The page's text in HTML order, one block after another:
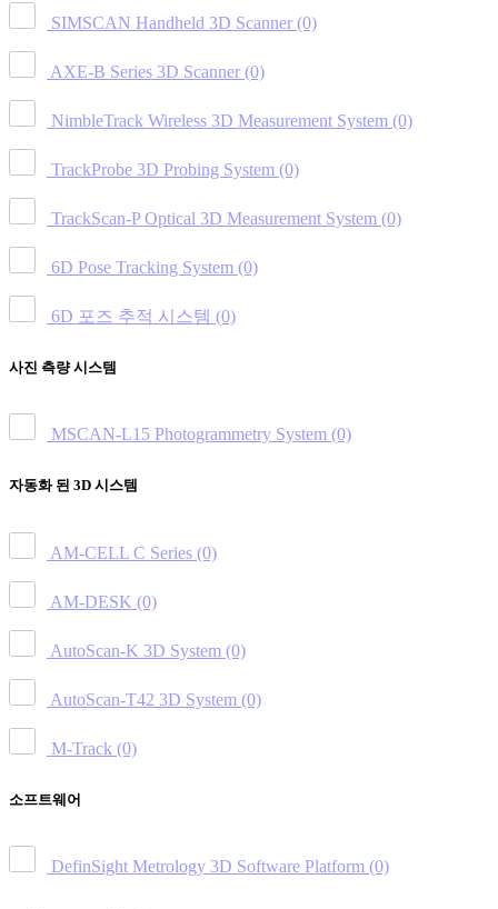
SIMSCAN Handheld 3D Scanner (0)
AXE-B Series 3D Scanner (0)
NimbleTrack Wireless 3D Measurement System (0)
TrackProbe 3D Probing System (0)
TrackScan-P Optical 3D Measurement System (0)
6D Pose Tracking System (0)
6D 포즈 추적 시스템 (0)
사진 측량 시스템
MSCAN-L15 Photogrammetry System (0)
자동화 된 3D 시스템
AM-CELL C Series (0)
AM-DESK (0)
AutoScan-K 3D System (0)
AutoScan-T42 3D System (0)
M-Track (0)
소프트웨어
DefinSight Metrology 3D Software Platform (0)